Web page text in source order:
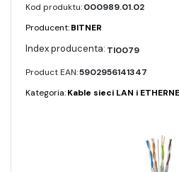
Kod produktu:000989.01.02
Producent:BITNER
TI0079
Product EAN:5902956141347
Kategoria:Kable sieci LAN i